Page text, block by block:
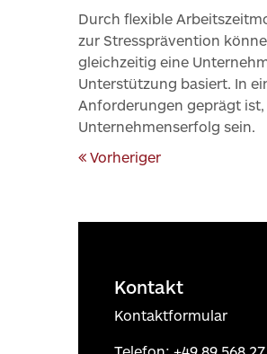
Durch flexible
zur Stressprävention
gleichzeitig eine
Unterstützung basiert. In
Anforderungen geprägt
Unternehmenserfolg sein.
Vorheriger
Kontakt
Kontaktformular